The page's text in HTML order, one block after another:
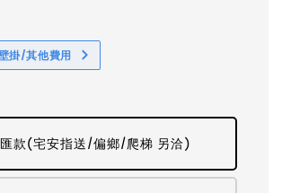
掛/其他費用
款(宅安指送/偏鄉/爬梯 另洽)